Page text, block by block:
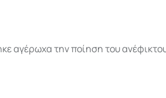
αγέρωχα την ποίηση του